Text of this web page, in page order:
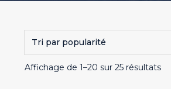
Affichage de 1–20 sur 25 résultatsTrié